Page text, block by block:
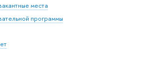
места
программы